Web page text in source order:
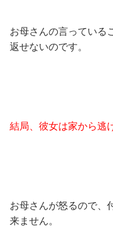
お母さんの言っている
返せないのです。
結局、彼女は家から逃
お母さんが怒るので、
来ません。